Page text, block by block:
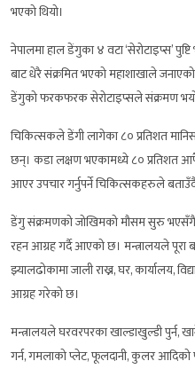
भएको थियो।
नेपालमा हाल डेंगुका ४ वटा ‘सेरोटाइप्स’
बाट धेरै संक्रमित भएको महाशाखाले
डेंगुको फरकफरक सेरोटाइप्सले संक्रमण
चिकित्सकले डेंगी लागेका ८० प्रतिशत
छन्। कडा लक्षण भएकामध्ये ८० प्रतिशत
आएर उपचार गर्नुपर्ने चिकित्सकहरुले
डेंगु संक्रमणको जोखिमको मौसम सुरु भएसँगै
रहन आग्रह गर्दै आएको छ। मन्त्रालयले पूरा
झ्यालढोकामा जाली राख्न, घर, कार्यालय,
आग्रह गरेको छ।
मन्त्रालयले घरवरपरका खाल्डाखुल्डी पुर्न,
गर्न, गमलाको प्लेट, फूलदानी, कुलर आदिको